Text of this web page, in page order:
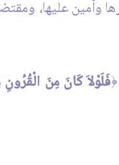
وأمين عليها،
﴿فَلَوْلاَ كَانَ مِنَ